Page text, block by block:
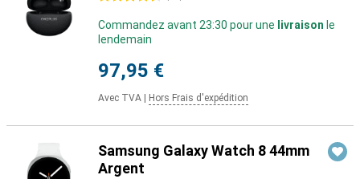
Commandez avant 23:30 pour une livraison le
lendemain
97,95 €
Avec TVA Hors Frais d'expédition
Samsung Galaxy Watch 8 44mm
Argent